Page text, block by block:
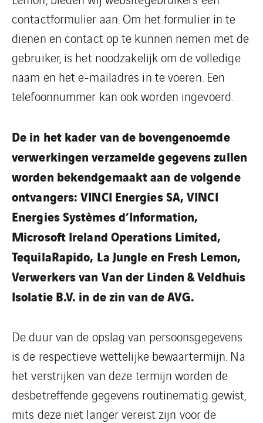
contactformulier aan. Om het formulier in te
dienen en contact op te kunnen nemen met de
gebruiker, is het noodzakelijk om de volledige
naam en het e-mailadres in te voeren. Een
telefoonnummer kan ook worden ingevoerd.
De in het kader van de bovengenoemde
verwerkingen verzamelde gegevens zullen
worden bekendgemaakt aan de volgende
ontvangers: VINCI Energies SA, VINCI
Energies Systèmes d’Information,
Microsoft Ireland Operations Limited,
TequilaRapido, La Jungle en Fresh Lemon,
Verwerkers van Van der Linden & Veldhuis
Isolatie B.V. in de zin van de AVG.
De duur van de opslag van persoonsgegevens
is de respectieve wettelijke bewaartermijn. Na
het verstrijken van deze termijn worden de
desbetreffende gegevens routinematig gewist,
mits deze niet langer vereist zijn voor de